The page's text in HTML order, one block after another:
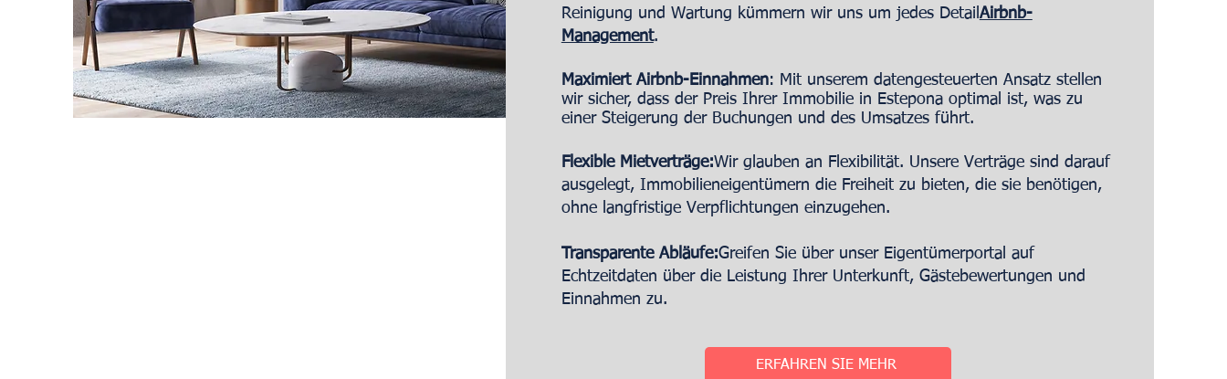
Reinigung und Wartung kümmern wir uns um jedes Detail Airbnb-
Management.
MaximiertAirbnb-Einnahmen: Mit unserem datengesteuerten Ansatz stellen
wir sicher, dass der Preis Ihrer Immobilie in Estepona optimal ist, was zu
einer Steigerung der Buchungen und des Umsatzes führt.
Flexible Mietverträge:Wir glauben an Flexibilität. Unsere Verträge sind darauf
ausgelegt, Immobilieneigentümern die Freiheit zu bieten, die sie benötigen,
ohne langfristige Verpflichtungen einzugehen.
Transparente Abläufe:Greifen Sie über unser Eigentümerportal auf
Echtzeitdaten über die Leistung Ihrer Unterkunft, Gästebewertungen und
Einnahmen zu.
ERFAHREN SIE MEHR